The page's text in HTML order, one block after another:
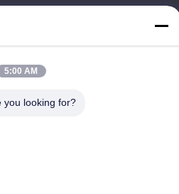
Huadu, πόλη Guangzhou
5:00 AM
you looking for?